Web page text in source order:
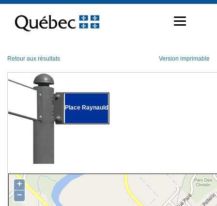
contenu
Retour aux résultats Version imprimable
Place Raynauld
+
−